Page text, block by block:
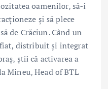
oamenilor, să-i
și să plece
de Crăciun. Când un
distribuit și integrat
știi că activarea a
Mineu, Head of BTL